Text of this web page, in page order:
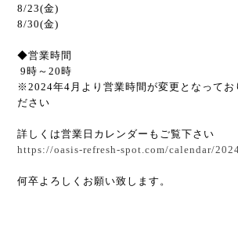
8/23(金)
8/30(金)
◆営業時間
9時～20時
※2024年4月より営業時間が変更となってお
ださい
詳しくは営業日カレンダーもご覧下さい
https://oasis-refresh-spot.com/calendar/
何卒よろしくお願い致します。